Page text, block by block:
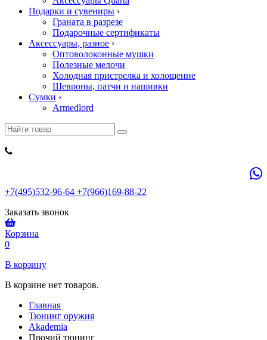
Подарки и сувениры ›
Граната в разрезе
Подарочные сертификаты
Аксессуары, разное ›
Оптоволоконные мушки
Полезные мелочи
Холодная пристрелка и холощение
Шевроны, патчи и нашивки
Сумки ›
Armedlord
+7(495)532-96-64 +7(966)169-88-22
Заказать звонок
Корзина
0
В корзину
В корзине нет товаров.
Главная
Тюнинг оружия
Akademia
Прочий тюнинг